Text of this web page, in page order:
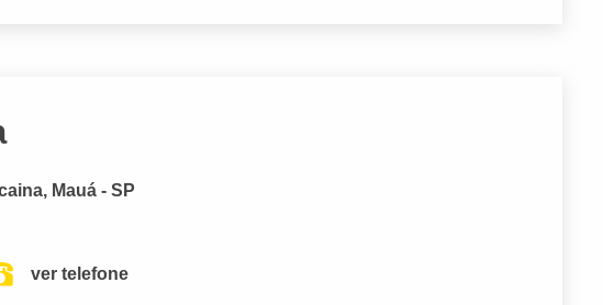
Mauá - SP
ver telefone